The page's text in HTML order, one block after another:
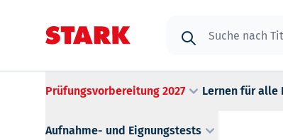
Prüfungsvorbereitung 2027 Lernen für alle
Aufnahme- und Eignungstests